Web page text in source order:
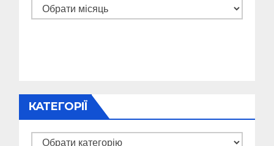
Архіви
КАТЕГОРІЇ
Категорії